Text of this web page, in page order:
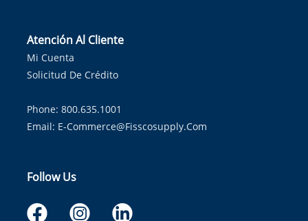
Atención Al Cliente
Mi Cuenta
Solicitud De Crédito
Phone: 800.635.1001
Email: E-Commerce@fisscosupply.com
Follow Us